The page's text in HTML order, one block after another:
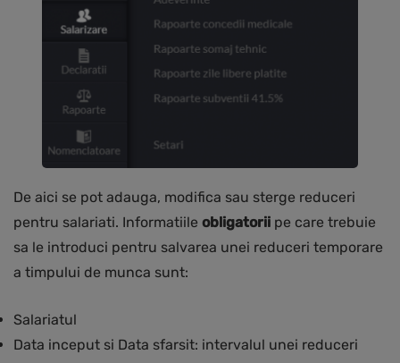
De aici se pot adauga, modifica sau sterge reduceri
pentru salariati. Informatiile obligatorii pe care trebuie
sa le introduci pentru salvarea unei reduceri temporare
a timpului de munca sunt:
Salariatul
Data inceput si Data sfarsit: intervalul unei reduceri